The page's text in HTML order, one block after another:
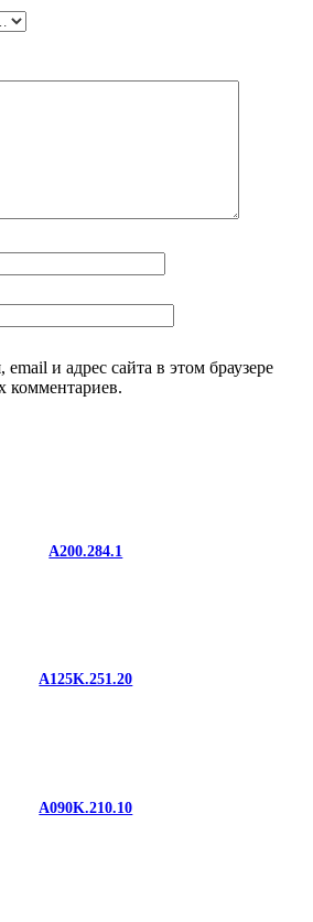
и адрес сайта в этом браузере
комментариев.
A200.284.1
A125K.251.20
A090K.210.10